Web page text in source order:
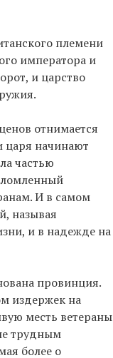
племени
императора и
и царство
отнимается
царя начинают
частью
И в самом
называя
и в надежде на
провинция.
издержек на
месть ветераны
трудным
более о